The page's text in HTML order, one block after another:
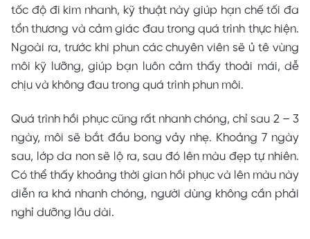
tốc độ đi kim nhanh, kỹ thuật này giúp hạn chế tối đa
tổn thương và cảm giác đau trong quá trình thực hiện.
Ngoài ra, trước khi phun các chuyên viên sẽ ủ tê vùng
môi kỹ lưỡng, giúp bạn luôn cảm thấy thoải mái, dễ
chịu và không đau trong quá trình phun môi.
Quá trình hồi phục cũng rất nhanh chóng, chỉ sau 2 – 3
ngày, môi sẽ bắt đầu bong vảy nhẹ. Khoảng 7 ngày
sau, lớp da non sẽ lộ ra, sau đó lên màu đẹp tự nhiên.
Có thể thấy khoảng thời gian hồi phục và lên màu này
diễn ra khá nhanh chóng, người dùng không cần phải
nghỉ dưỡng lâu dài.